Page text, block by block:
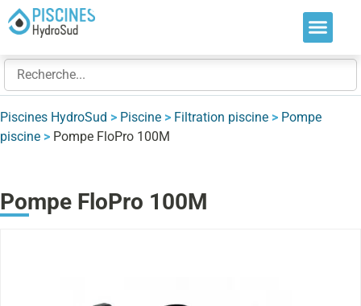
Piscines HydroSud > Piscine > Filtration piscine > Pompe
piscine > Pompe FloPro 100M
Pompe FloPro 100M